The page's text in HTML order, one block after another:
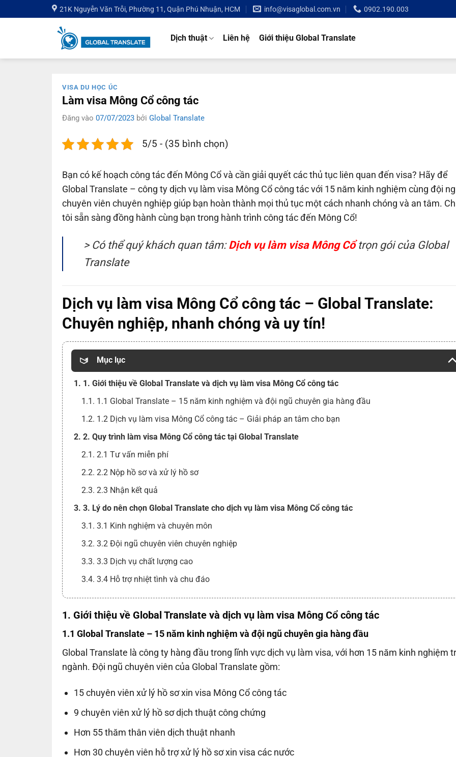
qua
21K Nguyễn Văn Trỗi, Phường 11, Quận Phú Nhuận, HCM info@visaglobal.com.vn 0902.190.003
Dịch thuật Liên hệ Giới thiệu Global Translate
VISA DU HỌC ÚC
Làm visa Mông Cổ công tác
Đăng vào 07/07/2023 bởi Global Translate
5/5 - (35 bình chọn)
Bạn có kế hoạch công tác đến Mông Cổ và cần giải quyết các thủ tục liên quan đến visa? Hãy để
Global Translate – công ty dịch vụ làm visa Mông Cổ công tác với 15 năm kinh nghiệm cùng đội
chuyên viên chuyên nghiệp giúp bạn hoàn thành mọi thủ tục một cách nhanh chóng và an tâm.
tôi sẵn sàng đồng hành cùng bạn trong hành trình công tác đến Mông Cổ!
> Có thể quý khách quan tâm:Dịch vụ làm visa Mông Cổtrọn gói của Global
Translate
Dịch vụ làm visa Mông Cổ công tác – Global Translate:
Chuyên nghiệp, nhanh chóng và uy tín!
Mục lục
1. 1. Giới thiệu về Global Translate và dịch vụ làm visa Mông Cổ công tác
1.1. 1.1 Global Translate – 15 năm kinh nghiệm và đội ngũ chuyên gia hàng đầu
1.2. 1.2 Dịch vụ làm visa Mông Cổ công tác – Giải pháp an tâm cho bạn
2. 2. Quy trình làm visa Mông Cổ công tác tại Global Translate
2.1. 2.1 Tư vấn miễn phí
2.2. 2.2 Nộp hồ sơ và xử lý hồ sơ
2.3. 2.3 Nhận kết quả
3. 3. Lý do nên chọn Global Translate cho dịch vụ làm visa Mông Cổ công tác
3.1. 3.1 Kinh nghiệm và chuyên môn
3.2. 3.2 Đội ngũ chuyên viên chuyên nghiệp
3.3. 3.3 Dịch vụ chất lượng cao
3.4. 3.4 Hỗ trợ nhiệt tình và chu đáo
1. Giới thiệu về Global Translate và dịch vụ làm visa Mông Cổ công tác
1.1 Global Translate – 15 năm kinh nghiệm và đội ngũ chuyên gia hàng đầu
Global Translate là công ty hàng đầu trong lĩnh vực dịch vụ làm visa, với hơn 15 năm kinh nghiệm
ngành. Đội ngũ chuyên viên của Global Translate gồm:
15 chuyên viên xử lý hồ sơ xin visa Mông Cổ công tác
9 chuyên viên xử lý hồ sơ dịch thuật công chứng
Hơn 55 thăm thân viên dịch thuật nhanh
Hơn 30 chuyên viên hỗ trợ xử lý hồ sơ xin visa các nước